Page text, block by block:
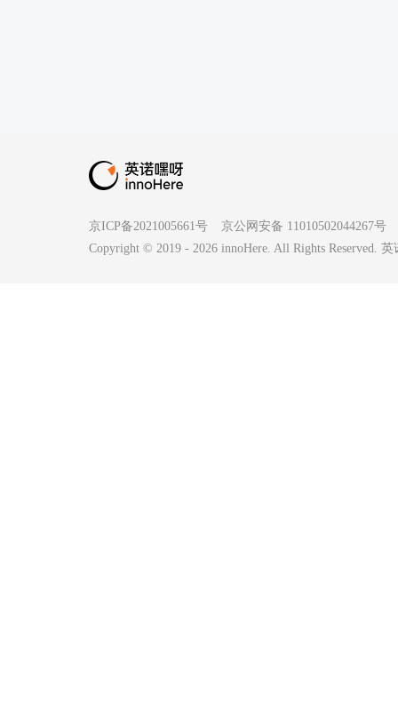
京ICP备2021005661号
京公网安备 11010502044267号
Copyright © 2019 - 2026 innoHere. All Rights Reserved.